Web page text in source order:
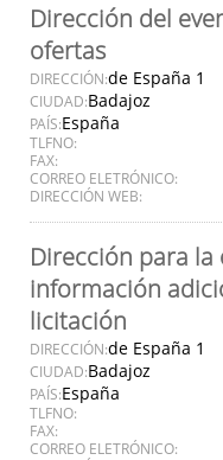
Dirección del
ofertas
DIRECCIÓN:de España 1
CIUDAD:Badajoz
PAÍS:España
TLFNO:
FAX:
CORREO ELETRÓNICO:
DIRECCIÓN WEB:
Dirección para
información
licitación
DIRECCIÓN:de España 1
CIUDAD:Badajoz
PAÍS:España
TLFNO:
FAX:
CORREO ELETRÓNICO: